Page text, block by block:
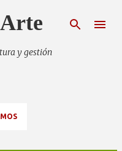
y gestión